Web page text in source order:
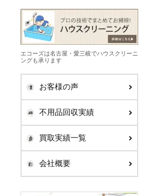
エコーズは名古屋・愛三岐でハウスクリーニ
ングも承ります
お客様の声
不用品回収実績
買取実績一覧
会社概要